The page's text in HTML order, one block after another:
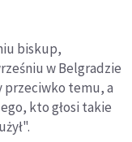
biskup,
w Belgradzie
przeciwko temu, a
kto głosi takie